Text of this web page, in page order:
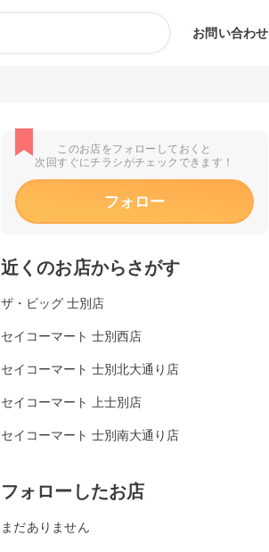
お問い合わせ
このお店をフォローしておくと
次回すぐにチラシがチェックできます！
フォロー
近くのお店からさがす
ザ・ビッグ 士別店
セイコーマート 士別西店
セイコーマート 士別北大通り店
セイコーマート 上士別店
セイコーマート 士別南大通り店
フォローしたお店
まだありません